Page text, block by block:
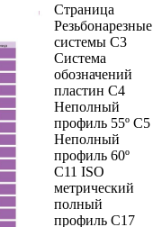
Страница
Резьбонарезные
системы C3
Система
обозначений
пластин C4
Неполный
профиль 55º C5
Неполный
профиль 60º
C11 ISO
метрический
полный
профиль C17